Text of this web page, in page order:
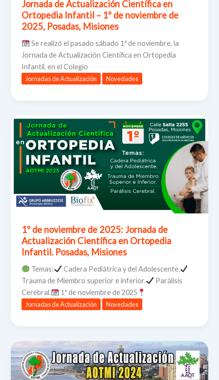
Jornada de Actualización Científica en
Ortopedia Infantil – 1º de noviembre de
2025, Posadas, Misiones
Se realizó el pasado sábado 1º de noviembre, la
Jornada de Actualización Científica en Ortopedia
Infantil, en el Colegio
Jornadas de Actualización Novedades
1º de noviembre de 2025: Jornada de
Actualización Científica en Ortopedia
Infantil. Posadas, Misiones
Temas:
Cadera Pediátrica y del Adolescente.
Trauma de Miembro superior e inferior.
Parálisis
Cerebral.
1º de noviembre de 2025
Jornadas de Actualización Novedades